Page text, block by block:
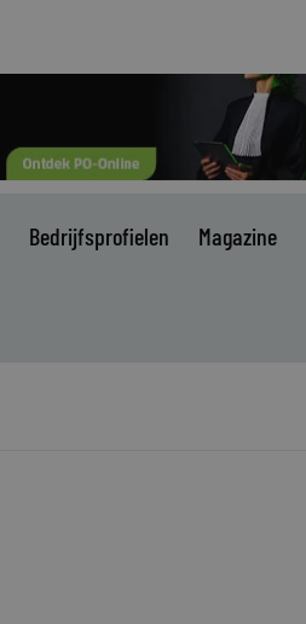
Bedrijfsprofielen Magazine